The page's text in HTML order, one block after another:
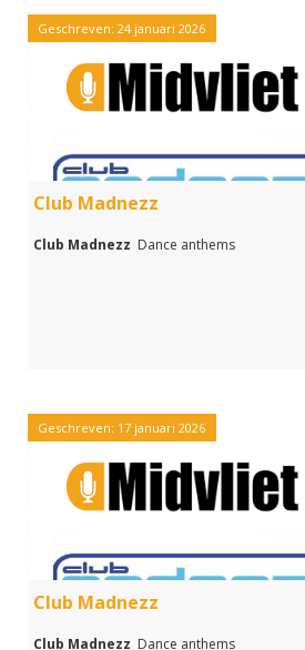
Geschreven: 24 januari 2026
Club Madnezz
Club Madnezz Dance anthems
Geschreven: 17 januari 2026
Club Madnezz
Club Madnezz Dance anthems